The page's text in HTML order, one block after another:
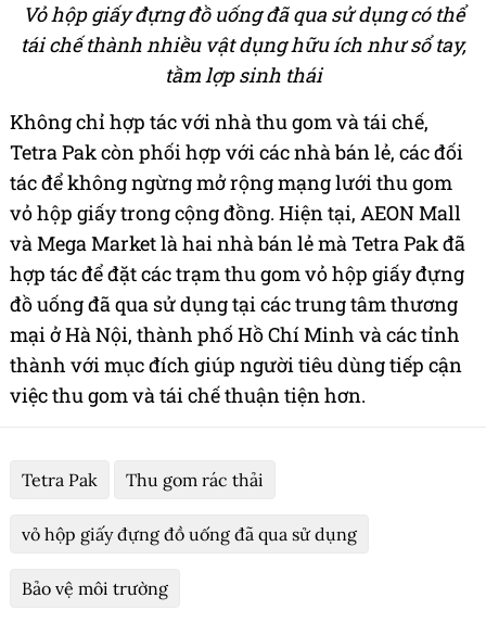
Vỏ hộp giấy đựng đồ uống đã qua sử dụng có thể
tái chế thành nhiều vật dụng hữu ích như sổ tay,
tầm lợp sinh thái
Không chỉ hợp tác với nhà thu gom và tái chế,
Tetra Pak còn phối hợp với các nhà bán lẻ, các đối
tác để không ngừng mở rộng mạng lưới thu gom
vỏ hộp giấy trong cộng đồng. Hiệntại, AEON Mall
và Mega Market làhai nhà bán lẻ mà Tetra Pak đã
hợp tác để đặt các trạm thu gom vỏ hộp giấy đựng
đồ uống đã qua sử dụng tại các trung tâm thương
mại ở Hà Nội, thành phố Hồ Chí Minh và các tỉnh
thành với mục đích giúp người tiêu dùng tiếp cận
việc thu gom và tái chế thuận tiện hơn.
Tetra Pak Thu gom rác thải
vỏ hộp giấy đựng đồ uống đã qua sử dụng
Bảo vệ môi trường